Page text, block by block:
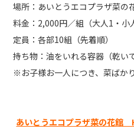
場所：あいとうエコプラザ菜の
料金：2,000円／組（大人1・
定員：各部10組（先着順）
持ち物：油をいれる容器（乾い
※お子様お一人につき、菜ばか
あいとうエコプラザ菜の花館